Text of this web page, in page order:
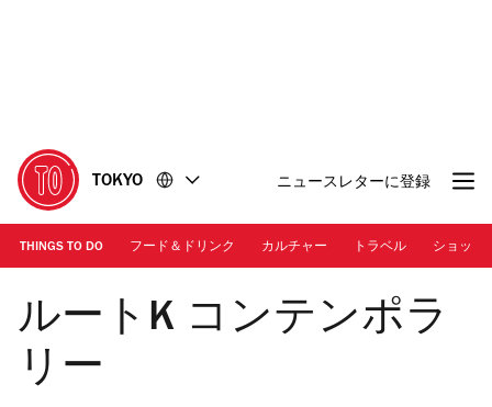
に
移
動
移
動
TOKYO ニュースレターに登録
THINGS TO DO フード＆ドリンク カルチャー トラベル ショッピ
√K Contemporary
ルートK コンテンポラ
リー